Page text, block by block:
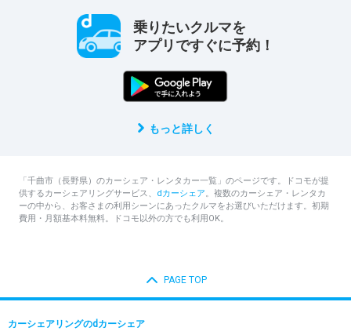
乗りたいクルマを
アプリですぐに予約！
もっと詳しく
「千曲市（長野県）のカーシェア・レンタカー一覧」のページです。ドコモが提
供するカーシェアリングサービス、 dカーシェア。複数のカーシェア・レンタカ
ーの中から、お客さまの利用シーンにあったクルマをお選びいただけます。初期
費用・月額基本料無料。ドコモ以外の方でも利用OK。
PAGE TOP
カーシェアリングのdカーシェア